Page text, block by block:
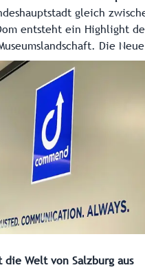
gleich
entsteht ein Highlight
Die
Salzburg Museum, wird
erweitert und
„Belvedere Salzburg“. Bei
am 12. November der
den Start der
die Welt von Salzburg aus